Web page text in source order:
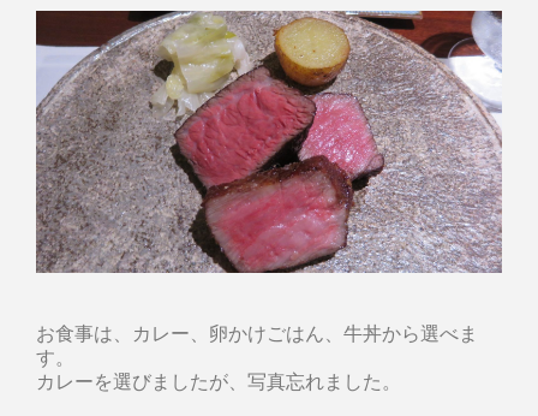
お食事は、カレー、卵かけごはん、牛丼から選べま
す。
カレーを選びましたが、写真忘れました。